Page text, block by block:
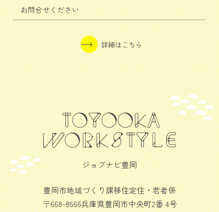
お問合せください
詳細はこちら
ジョブナビ豊岡
豊岡市地域づくり課移住定住・若者係
〒668-8666兵庫県豊岡市中央町2番 4号